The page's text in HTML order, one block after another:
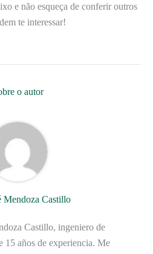
e não esqueça de conferir outros
te interessar!
o autor
Mendoza Castillo
Castillo, ingeniero de
15 años de experiencia. Me